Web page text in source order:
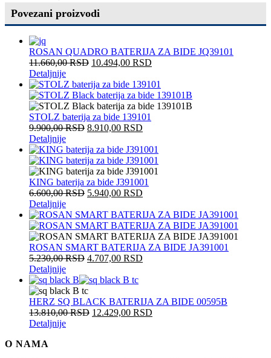
Povezani proizvodi
ROSAN QUADRO BATERIJA ZA BIDE JQ39101
11.660,00RSD 10.494,00 RSD
Detaljnije
STOLZ baterija za bide 139101
9.900,00RSD 8.910,00 RSD
Detaljnije
KING baterija za bide J391001
6.600,00RSD 5.940,00 RSD
Detaljnije
ROSAN SMART BATERIJA ZA BIDE JA391001
5.230,00RSD 4.707,00 RSD
Detaljnije
HERZ SQ BLACK BATERIJA ZA BIDE 00595B
13.810,00RSD 12.429,00 RSD
Detaljnije
O NAMA